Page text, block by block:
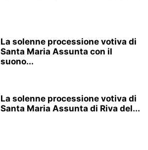
La solenne processione votiva di
Santa Maria Assunta con il
suono...
La solenne processione votiva di
Santa Maria Assunta di Riva del...